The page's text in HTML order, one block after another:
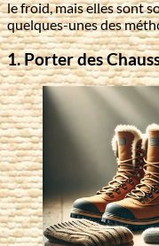
le froid, mais elles sont
quelques-unes des
1. Porter des